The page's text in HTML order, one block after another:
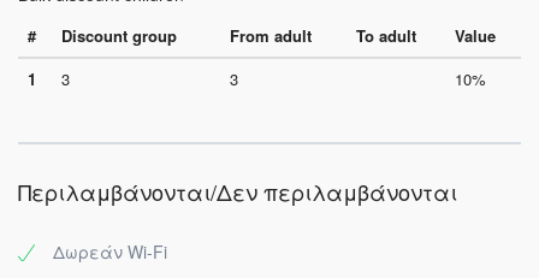
# Discount group From adult To adult
Value
1
3 3 10%
Περιλαμβάνονται/Δεν περιλαμβάνονται
Δωρεάν Wi-Fi